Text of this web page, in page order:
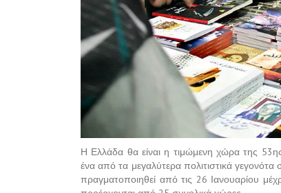
Η Ελλάδα θα είναι η τιμώμενη χώρα της
ένα από τα μεγαλύτερα πολιτιστικά
πραγματοποιηθεί από τις 26 Ιανουαρίου